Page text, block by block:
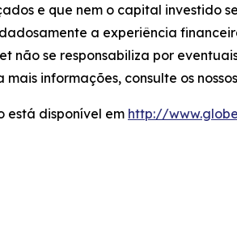
e que nem o capital investido
a experiência
não se responsabiliza por
informações, consulte os nossos
está disponível em http://